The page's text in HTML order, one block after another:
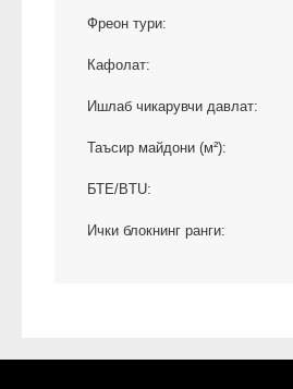
Фреон тури:
Кафолат:
Ишлаб чикарувчи давлат:
Таъсир майдони (м²):
БТЕ/BTU:
Ички блокнинг ранги: